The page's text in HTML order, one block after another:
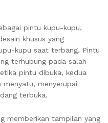
pintu kupu-kupu,
khusus yang
kupu saat terbang. Pintu
terhubung pada salah
pintu dibuka, kedua
menyerupai
terbuka.
memberikan tampilan yang